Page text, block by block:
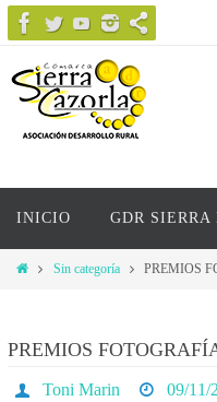
Ir
al
contenido
INICIO GDR
InicioSin categoría PREMIOS
PREMIOS
Toni Marin 09/11/